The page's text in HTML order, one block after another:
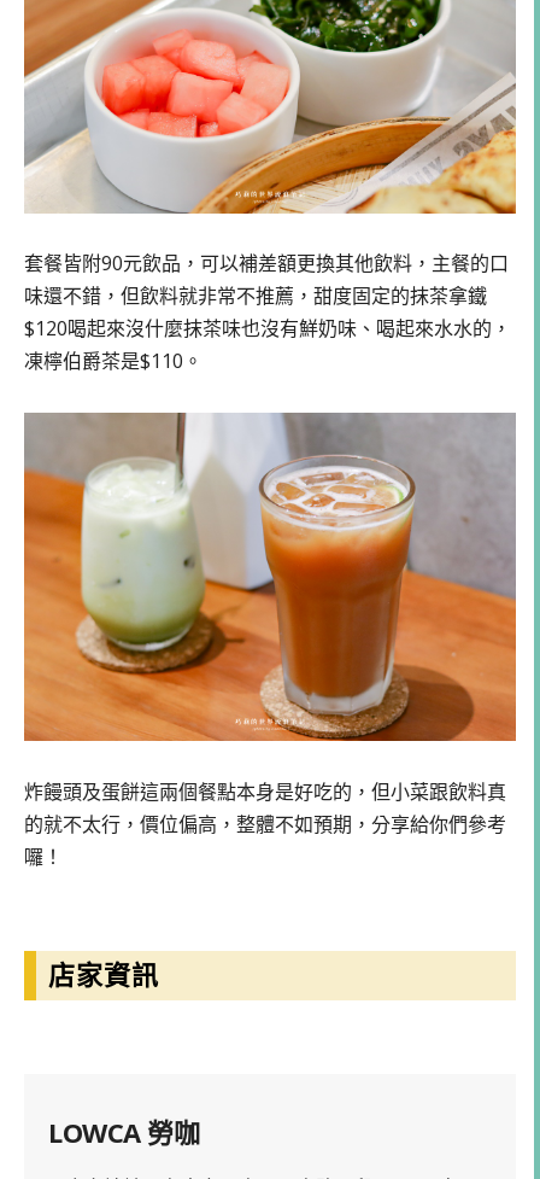
套餐皆附90元飲品，可以補差額更換其他飲料，主餐的口
味還不錯，但飲料就非常不推薦，甜度固定的抹茶拿鐵
$120喝起來沒什麼抹茶味也沒有鮮奶味、喝起來水水的，
凍檸伯爵茶是$110。
炸饅頭及蛋餅這兩個餐點本身是好吃的，但小菜跟飲料真
的就不太行，價位偏高，整體不如預期，分享給你們參考
囉！
店家資訊
LOWCA 勞咖